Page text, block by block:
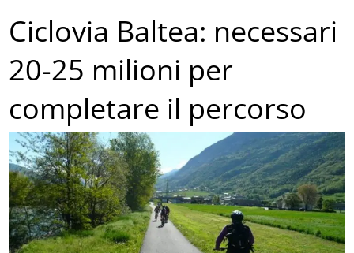
Ciclovia Baltea: necessari
20-25 milioni per
completare il percorso